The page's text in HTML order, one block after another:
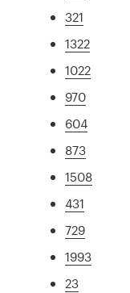
321
1322
1022
970
604
873
1508
431
729
1993
23